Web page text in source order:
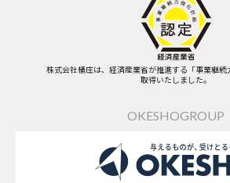
株式会社桶庄は、経済産業省が推進する「事業継続
取得いたしました。
OKESHOGROUP